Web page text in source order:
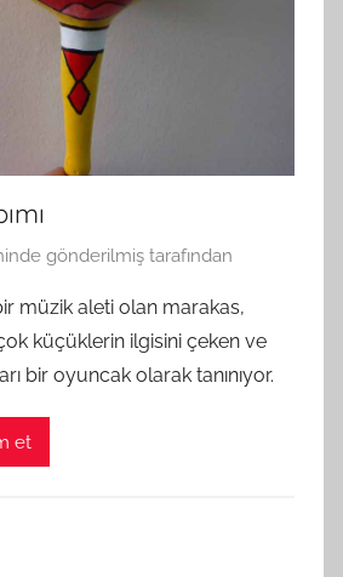
gönderilmiş tarafından
müzik aleti olan marakas,
küçüklerin ilgisini çeken ve
bir oyuncak olarak tanınıyor.
et